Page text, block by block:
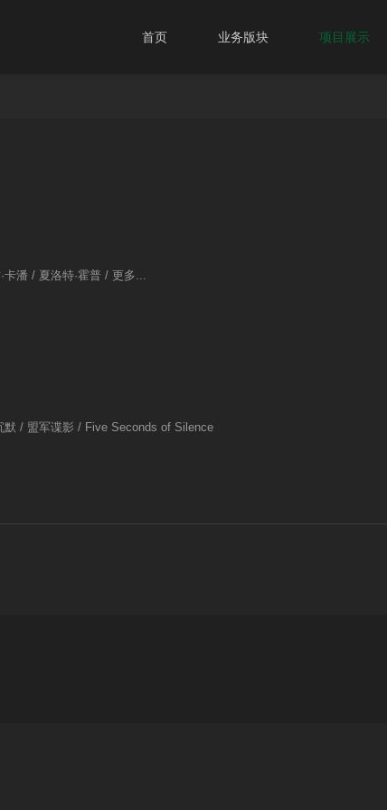
首页 业务版块 项目展示
卡潘 / 夏洛特·霍普 / 更多...
/ 盟军谍影 / Five Seconds of Silence